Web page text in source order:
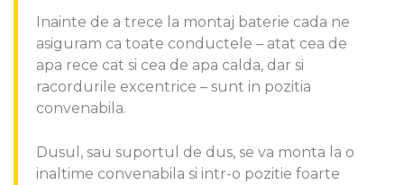
Inainte de a trece la montaj baterie cada ne
asiguram ca toate conductele – atat cea de
apa rece cat si cea de apa calda, dar si
racordurile excentrice – sunt in pozitia
convenabila.
Dusul, sau suportul de dus, se va monta la o
inaltime convenabila si intr-o pozitie foarte